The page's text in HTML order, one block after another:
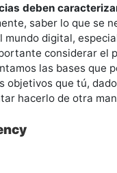
deben
saber lo que se
digital,
considerar
las bases
que tú,
hacerlo de otra